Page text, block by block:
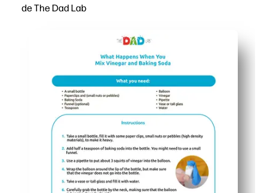
de The Dad Lab